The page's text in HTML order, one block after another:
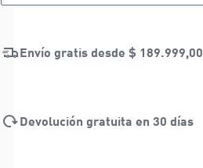
Envío gratis desde $ 189.999,00
Devolución gratuita en 30 días